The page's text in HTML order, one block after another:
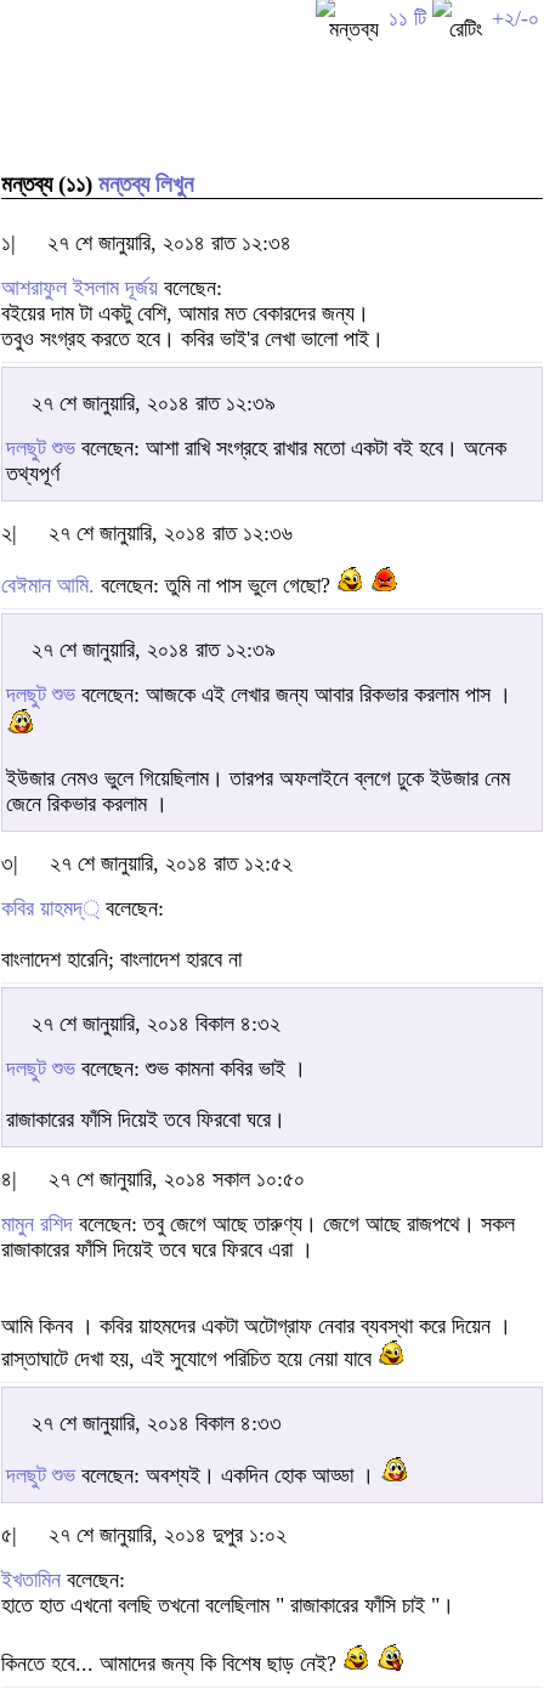
১১ টি +২/-০
মন্তব্য (১১) মন্তব্য লিখুন
১|
২৭ শে জানুয়ারি, ২০১৪ রাত ১২:৩৪
আশরাফুল ইসলাম দূর্জয় বলেছেন:
বইয়ের দাম টা একটু বেশি, আমার মত বেকারদের জন্য।
তবুও সংগ্রহ করতে হবে। কবির ভাই'র লেখা ভালো পাই।
২৭ শে জানুয়ারি, ২০১৪ রাত ১২:৩৯
দলছুট শুভ বলেছেন: আশা রাখি সংগ্রহে রাখার মতো একটা বই হবে। অনেক
তথ্যপূর্ণ
২| ২৭ শে জানুয়ারি, ২০১৪ রাত ১২:৩৬
বেঈমান আমি. বলেছেন: তুমি না পাস ভুলে গেছো?
২৭ শে জানুয়ারি, ২০১৪ রাত ১২:৩৯
দলছুট শুভ বলেছেন: আজকে এই লেখার জন্য আবার রিকভার করলাম পাস ।
ইউজার নেমও ভুলে গিয়েছিলাম। তারপর অফলাইনে ব্লগে ঢুকে ইউজার নেম
জেনে রিকভার করলাম ।
৩|
২৭ শে জানুয়ারি, ২০১৪ রাত ১২:৫২
কবির য়াহমদ্্ বলেছেন:
বাংলাদেশ হারেনি; বাংলাদেশ হারবে না
২৭ শে জানুয়ারি, ২০১৪ বিকাল ৪:৩২
দলছুট শুভ বলেছেন: শুভ কামনা কবির ভাই ।
রাজাকারের ফাঁসি দিয়েই তবে ফিরবো ঘরে।
৪|
২৭ শে জানুয়ারি, ২০১৪ সকাল ১০:৫০
মামুন রশিদ বলেছেন: তবু জেগে আছে তারুণ্য। জেগে আছে রাজপথে। সকল
রাজাকারের ফাঁসি দিয়েই তবে ঘরে ফিরবে এরা ।
আমি কিনব । কবির য়াহমদের একটা অটোগ্রাফ নেবার ব্যবস্থা করে দিয়েন ।
রাস্তাঘাটে দেখা হয়, এই সুযোগে পরিচিত হয়ে নেয়া যাবে
২৭ শে জানুয়ারি, ২০১৪ বিকাল ৪:৩৩
দলছুট শুভ বলেছেন: অবশ্যই। একদিন হোক আড্ডা ।
৫|
২৭ শে জানুয়ারি, ২০১৪ দুপুর ১:০২
ইখতামিন বলেছেন:
হাতে হাত এখনো বলছি তখনো বলেছিলাম " রাজাকারের ফাঁসি চাই "।
কিনতে হবে... আমাদের জন্য কি বিশেষ ছাড় নেই?